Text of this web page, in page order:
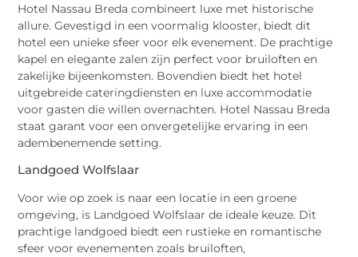
Hotel Nassau Breda combineert luxe met historische
allure. Gevestigd in een voormalig klooster, biedt dit
hotel een unieke sfeer voor elk evenement. De prachtige
kapel en elegante zalen zijn perfect voor bruiloften en
zakelijke bijeenkomsten. Bovendien biedt het hotel
uitgebreide cateringdiensten en luxe accommodatie
voor gasten die willen overnachten. Hotel Nassau Breda
staat garant voor een onvergetelijke ervaring in een
adembenemende setting.
Landgoed Wolfslaar
Voor wie op zoek is naar een locatie in een groene
omgeving, is Landgoed Wolfslaar de ideale keuze. Dit
prachtige landgoed biedt een rustieke en romantische
sfeer voor evenementen zoals bruiloften,